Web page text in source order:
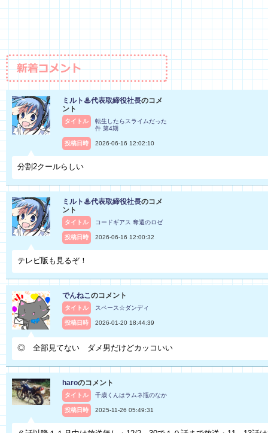
ミルト♨代表取締役社長のコメ
ント
タイトル
転生したらスライムだった
件 第4期
投稿日時 2026-06-16 12:02:10
分割2クールらしい
ミルト♨代表取締役社長のコメ
ント
タイトル コードギアス 奪還のロゼ
投稿日時 2026-06-16 12:00:32
テレビ版も見るぞ！
でんねこのコメント
タイトル スペース☆ダンディ
投稿日時 2026-01-20 18:44:39
◎ 全部見てない ダメ男だけどカッコいい
haroのコメント
タイトル 千歳くんはラムネ瓶のなか
投稿日時 2025-11-26 05:49:31